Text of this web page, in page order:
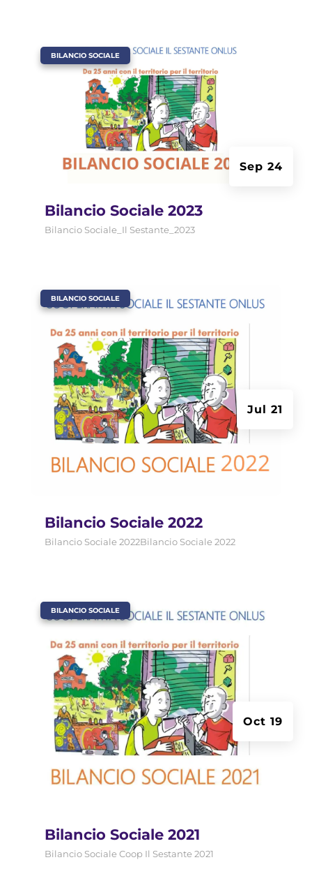
Bilancio Sociale 2023
Sep 24
| BILANCIO SOCIALE
Bilancio Sociale_Il Sestante_2023
Bilancio Sociale 2022
Jul 21
| BILANCIO SOCIALE
Bilancio Sociale 2022Bilancio Sociale 2022
Bilancio Sociale 2021
Oct 19
BILANCIO SOCIALE
Bilancio Sociale Coop Il Sestante 2021